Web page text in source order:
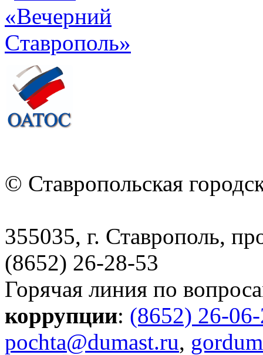
© Ставропольская
355035, г. Ставрополь,
(8652) 26-28-53
Горячая линия по
коррупции: (8652) 26-
pochta@dumast.ru,